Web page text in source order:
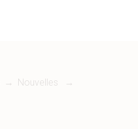
→ Nouvelles
→